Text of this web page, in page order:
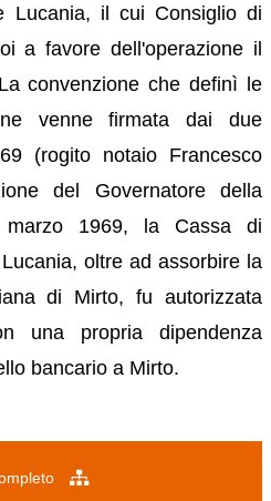
Lucania, il cui Consiglio di
a favore dell'operazione il
convenzione che definì le
venne firmata dai due
(rogito notaio Francesco
del Governatore della
1969, la Cassa di
oltre ad assorbire la
di Mirto, fu autorizzata
una propria dipendenza
bancario a Mirto.